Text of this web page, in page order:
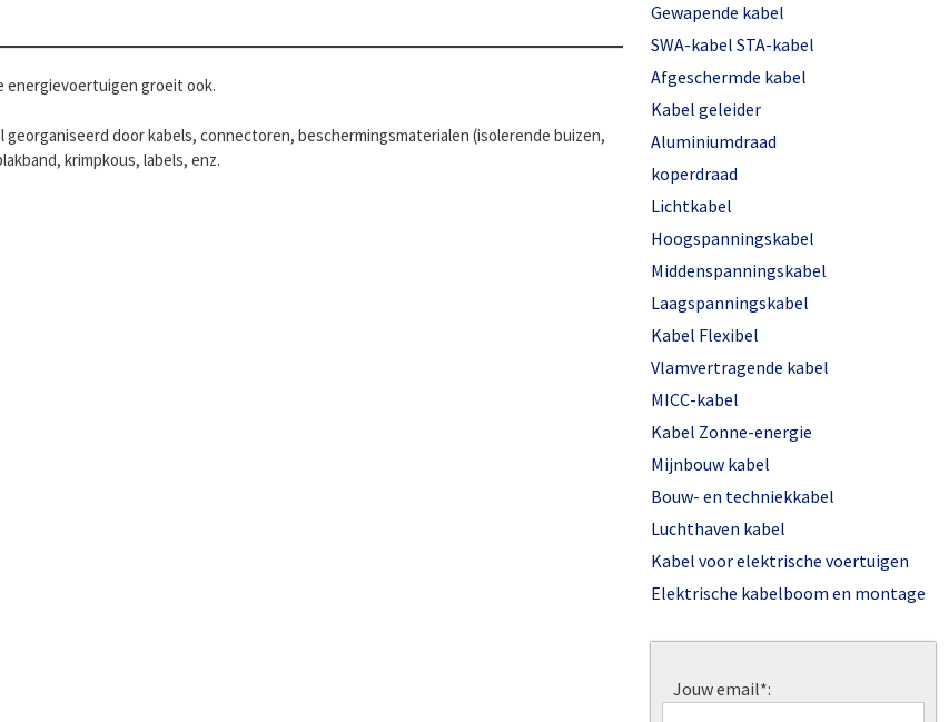
energievoertuigen groeit ook.
door kabels, connectoren, beschermingsmaterialen (isolerende buizen,
krimpkous, labels, enz.
Gewapende kabel
SWA-kabel STA-kabel
Afgeschermde kabel
Kabel geleider
Aluminiumdraad
koperdraad
Lichtkabel
Hoogspanningskabel
Middenspanningskabel
Laagspanningskabel
Kabel Flexibel
Vlamvertragende kabel
MICC-kabel
Kabel Zonne-energie
Mijnbouw kabel
Bouw- en techniekkabel
Luchthaven kabel
Kabel voor elektrische voertuigen
Elektrische kabelboom en montage
Jouw email*: